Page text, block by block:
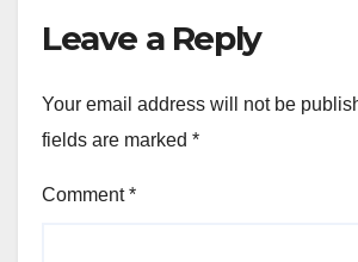
Leave a Reply
Your email address will not be
fields are marked *
Comment*